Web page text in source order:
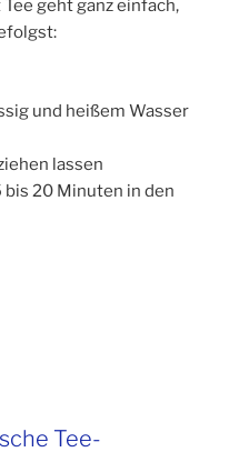
geht ganz einfach,
und heißem Wasser
lassen
20 Minuten in den
Tee-